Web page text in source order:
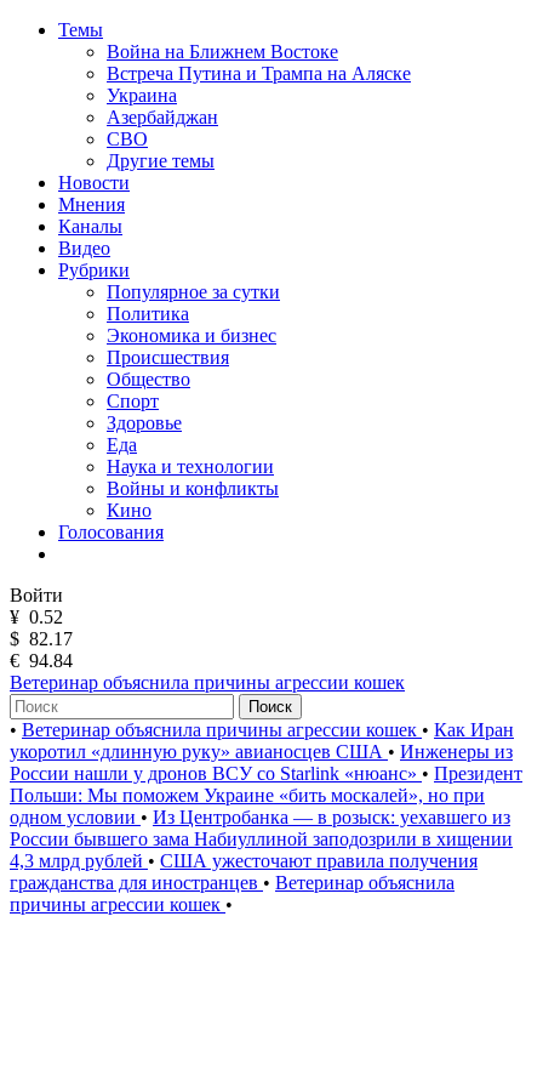
Темы
Война на Ближнем Востоке
Встреча Путина и Трампа на Аляске
Украина
Азербайджан
СВО
Другие темы
Новости
Мнения
Каналы
Видео
Рубрики
Популярное за сутки
Политика
Экономика и бизнес
Происшествия
Общество
Спорт
Здоровье
Еда
Наука и технологии
Войны и конфликты
Кино
Голосования
Войти
¥ 0.52
$ 82.17
€ 94.84
Ветеринар объяснила причины агрессии кошек
Поиск
• Ветеринар объяснила причины агрессии кошек • Как Иран
укоротил «длинную руку» авианосцев США • Инженеры из
России нашли у дронов ВСУ со Starlink «нюанс» • Президент
Польши: Мы поможем Украине «бить москалей», но при
одном условии • Из Центробанка — в розыск: уехавшего из
России бывшего зама Набиуллиной заподозрили в хищении
4,3 млрд рублей • США ужесточают правила получения
гражданства для иностранцев • Ветеринар объяснила
причины агрессии кошек •